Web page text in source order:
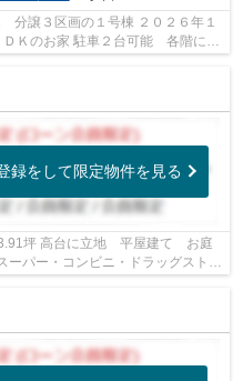
分譲３区画の１号棟 ２０２６年１
Ｋのお家 駐車２台可能 各階にト
録をして限定物件を見る
坪 高台に立地 平屋建て お庭
ーパー・コンビニ・ドラッグストア